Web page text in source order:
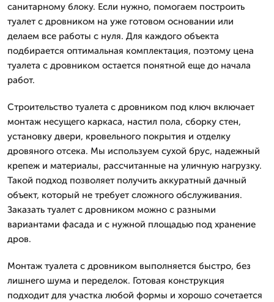
санитарному блоку. Если нужно, помогаем построить
туалет с дровником на уже готовом основании или
делаем все работы с нуля. Для каждого объекта
подбирается оптимальная комплектация, поэтому цена
туалета с дровником остается понятной еще до начала
работ.
Строительство туалета с дровником под ключ включает
монтаж несущего каркаса, настил пола, сборку стен,
установку двери, кровельного покрытия и отделку
дровяного отсека. Мы используем сухой брус, надежный
крепеж и материалы, рассчитанные на уличную нагрузку.
Такой подход позволяет получить аккуратный дачный
объект, который не требует сложного обслуживания.
Заказать туалет с дровником можно с разными
вариантами фасада и с нужной площадью под хранение
дров.
Монтаж туалета с дровником выполняется быстро, без
лишнего шума и переделок. Готовая конструкция
подходит для участка любой формы и хорошо сочетается